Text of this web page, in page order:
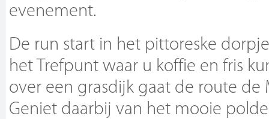
evenement.
De run start in het pittoreske
het Trefpunt waar u koffie en fris
over een grasdijk gaat de route de
Geniet daarbij van het mooie